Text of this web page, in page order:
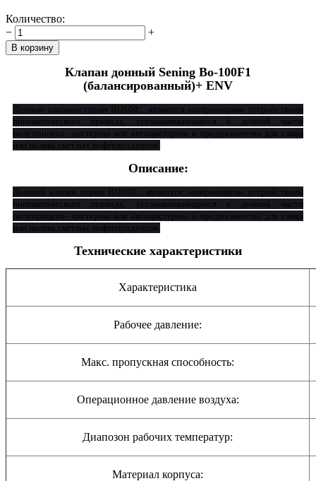
Количество:
−
+
Клапан донный Sening Bo-100F1
(балансированный)+ ENV
Донные клапаны серии BO100... являются запирающими устройствами
пневматического привода, устанавливающиеся в донной части
полуприцепа- цистерны или автоцистерны и предназначены для слива
или налива светлых нефтепродуктов.
Описание:
Донный клапан серии BO100... являются запирающими устройствами
пневматического привода, устанавливающиеся в донной части
полуприцепа- цистерны или автоцистерны и предназначены для слива
или налива светлых нефтепродуктов.
Технические характеристики
Характеристика
Рабочее давление:
Макс. пропускная способность:
Операционное давление воздуха:
Диапозон рабочих температур:
Материал корпуса: